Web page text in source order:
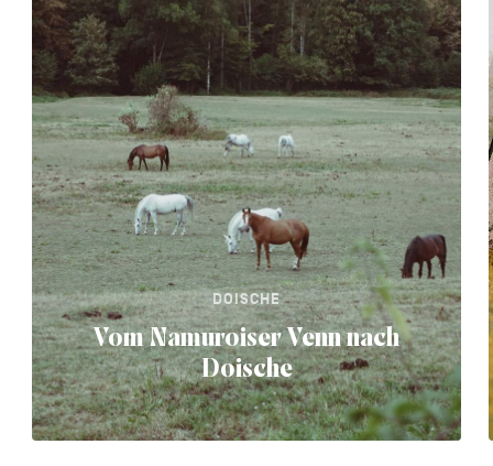
DOISCHE
Vom Namuroiser Venn nach
Doische